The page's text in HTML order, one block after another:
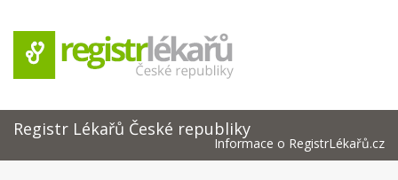
Registr Lékařů České republiky
Informace o RegistrLékařů.cz